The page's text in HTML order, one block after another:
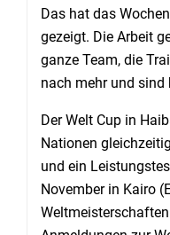
Das hat das
gezeigt. Die Arbeit
ganze Team, die
nach mehr und sind
Der Welt Cup in
Nationen
und ein
November in Kairo